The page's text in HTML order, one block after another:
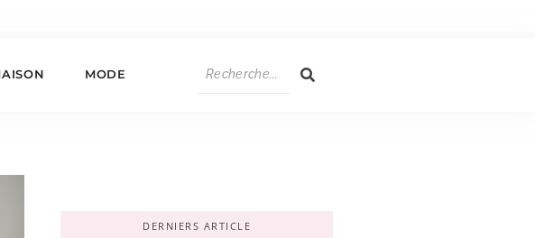
MODE
DERNIERS ARTICLE